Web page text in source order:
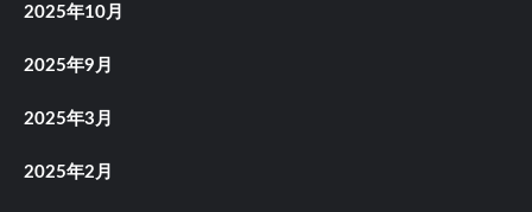
2025年10月
2025年9月
2025年3月
2025年2月